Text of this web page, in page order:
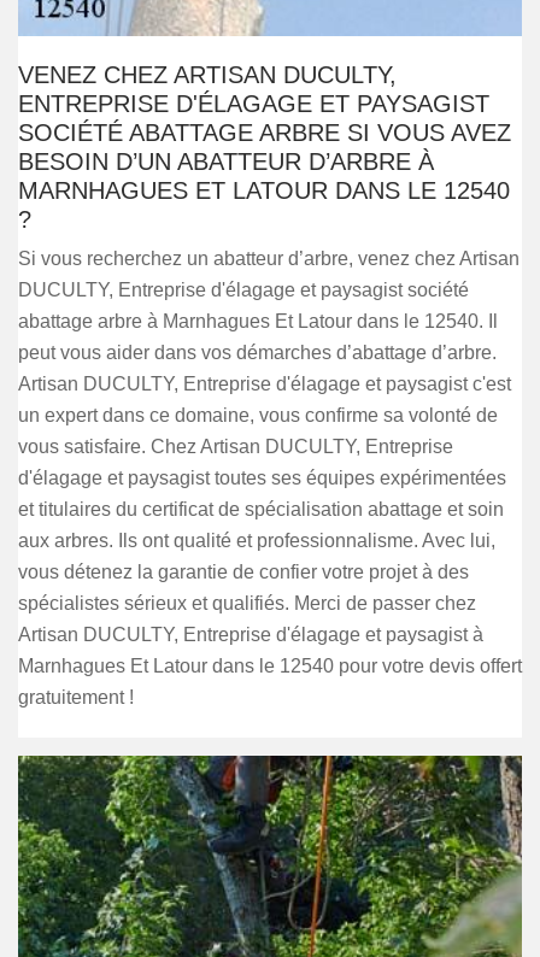
VENEZ CHEZ ARTISAN DUCULTY,
ENTREPRISE D'ÉLAGAGE ET PAYSAGIST
SOCIÉTÉ ABATTAGE ARBRE SI VOUS AVEZ
BESOIN D’UN ABATTEUR D’ARBRE À
MARNHAGUES ET LATOUR DANS LE 12540
?
Si vous recherchez un abatteur d’arbre, venez chez Artisan
DUCULTY, Entreprise d'élagage et paysagist société
abattage arbre à Marnhagues Et Latour dans le 12540. Il
peut vous aider dans vos démarches d’abattage d’arbre.
Artisan DUCULTY, Entreprise d'élagage et paysagist c'est
un expert dans ce domaine, vous confirme sa volonté de
vous satisfaire. Chez Artisan DUCULTY, Entreprise
d'élagage et paysagist toutes ses équipes expérimentées
et titulaires du certificat de spécialisation abattage et soin
aux arbres. Ils ont qualité et professionnalisme. Avec lui,
vous détenez la garantie de confier votre projet à des
spécialistes sérieux et qualifiés. Merci de passer chez
Artisan DUCULTY, Entreprise d'élagage et paysagist à
Marnhagues Et Latour dans le 12540 pour votre devis offert
gratuitement !